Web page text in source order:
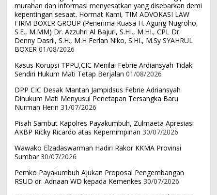
murahan dan informasi menyesatkan yang disebarkan demi
kepentingan sesaat. Hormat Kami, TIM ADVOKASI LAW
FIRM BOXER GROUP (Penerima Kuasa H. Agung Nugroho,
S.E., M.MM) Dr. Azzuhri Al Bajuri, S.HI., M.HI., CPL Dr.
Denny Dasril, S.H., M.H Ferlan Niko, S.HI., M.Sy SYAHRUL
BOXER 01/08/2026
Kasus Korupsi TPPU,CIC Menilai Febrie Ardiansyah Tidak
Sendiri Hukum Mati Tetap Berjalan 01/08/2026
DPP CIC Desak Mantan Jampidsus Febrie Adriansyah
Dihukum Mati Menyusul Penetapan Tersangka Baru
Nurman Herin 31/07/2026
Pisah Sambut Kapolres Payakumbuh, Zulmaeta Apresiasi
AKBP Ricky Ricardo atas Kepemimpinan 30/07/2026
Wawako Elzadaswarman Hadiri Rakor KKMA Provinsi
Sumbar 30/07/2026
Pemko Payakumbuh Ajukan Proposal Pengembangan
RSUD dr. Adnaan WD kepada Kemenkes 30/07/2026